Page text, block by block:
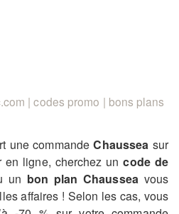
| codes promo | bons plans
une commandeChaussea sur
en ligne, cherchez uncode de
un bon plan Chausseavous
affaires ! Selon les cas, vous